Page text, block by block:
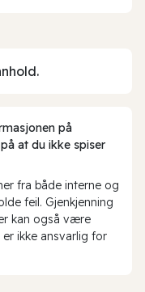
på
at du ikke spiser
fra både interne og
feil. Gjenkjenning
kan også være
ikke ansvarlig for